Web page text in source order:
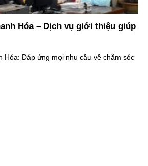
Hóa – Dịch vụ giới thiệu giúp
Hóa: Đáp ứng mọi nhu cầu về chăm sóc